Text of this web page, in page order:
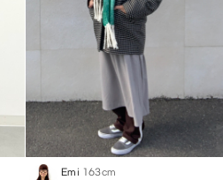
Emi 163cm